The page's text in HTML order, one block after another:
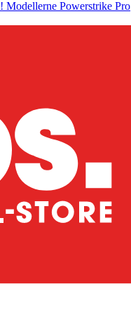
! Modellerne Powerstrike Pro